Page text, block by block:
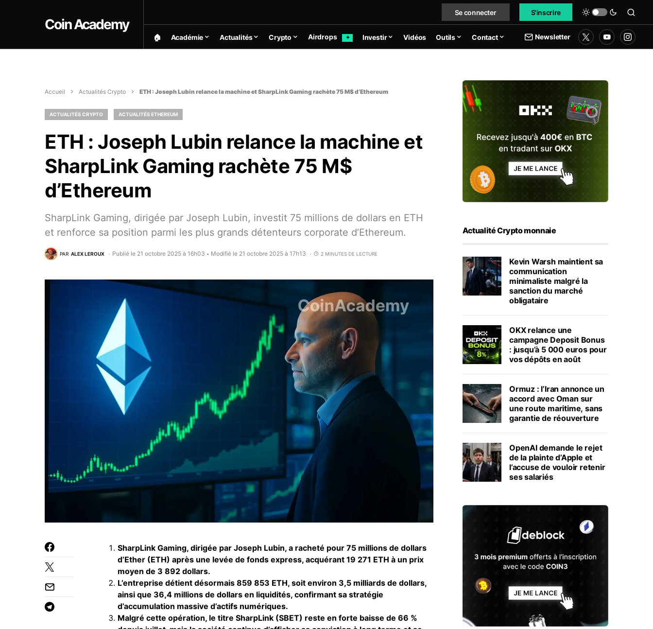
Coin Academy
Se connecter S'inscrire
🏠︎ Académie Actualités Crypto Airdrops ✦ Investir Vidéos Outils Contact Newsletter
Accueil Actualités Crypto ETH : Joseph Lubin relance la machine et SharpLink Gaming rachète 75 M$ d’Ethereum
ACTUALITÉS CRYPTO ACTUALITÉS ETHEREUM
ETH : Joseph Lubin relance la machine et
SharpLink Gaming rachète 75 M$
d’Ethereum
SharpLink Gaming, dirigée par Joseph Lubin, investit 75 millions de dollars en ETH
et renforce sa position parmi les plus grands détenteurs corporate d’Ethereum.
PAR ALEX LEROUX Publié le 21 octobre 2025 à 16h03 • Modifié le 21 octobre 2025 à 17h13 2 MINUTES DE LECTURE
SharpLink Gaming, dirigée par Joseph Lubin, a racheté pour 75 millions de dollars
d’Ether (ETH) après une levée de fonds express, acquérant 19 271 ETH à un prix
moyen de 3 892 dollars.
L’entreprise détient désormais 859 853 ETH, soit environ 3,5 milliards de dollars,
ainsi que 36,4 millions de dollars en liquidités, confirmant sa stratégie
d’accumulation massive d’actifs numériques.
Malgré cette opération, le titre SharpLink (SBET) reste en forte baisse de 66 %
Actualité Crypto monnaie
Kevin Warsh maintient sa
communication
minimaliste malgré la
sanction du marché
obligataire
OKX relance une
campagne Deposit Bonus
: jusqu’à 5 000 euros pour
vos dépôts en août
Ormuz : l’Iran annonce un
accord avec Oman sur
une route maritime, sans
garantie de réouverture
OpenAI demande le rejet
de la plainte d’Apple et
l’accuse de vouloir retenir
ses salariés